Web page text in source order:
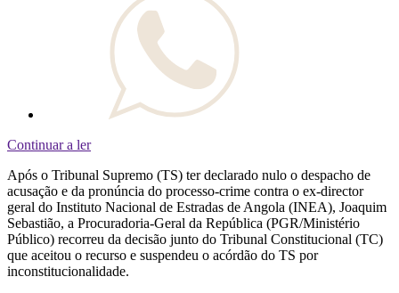
Continuar a ler
Após o Tribunal Supremo (TS) ter declarado nulo o despacho de
acusação e da pronúncia do processo-crime contra o ex-director
geral do Instituto Nacional de Estradas de Angola (INEA), Joaquim
Sebastião, a Procuradoria-Geral da República (PGR/Ministério
Público) recorreu da decisão junto do Tribunal Constitucional (TC)
que aceitou o recurso e suspendeu o acórdão do TS por
inconstitucionalidade.